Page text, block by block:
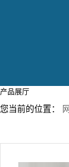
产品展厅
您当前的位置：